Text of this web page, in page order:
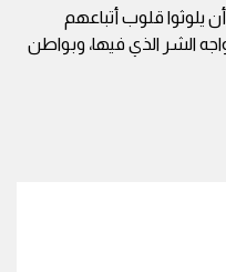
قلوب أتباعهم
الشر الذي فيها، وبواطن